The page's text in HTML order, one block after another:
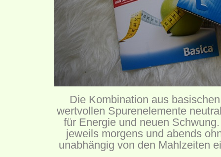
Die Kombination aus
wertvollen Spurenelemente
für Energie und neuen
jeweils morgens und abends
unabhängig von den Mahlzeiten